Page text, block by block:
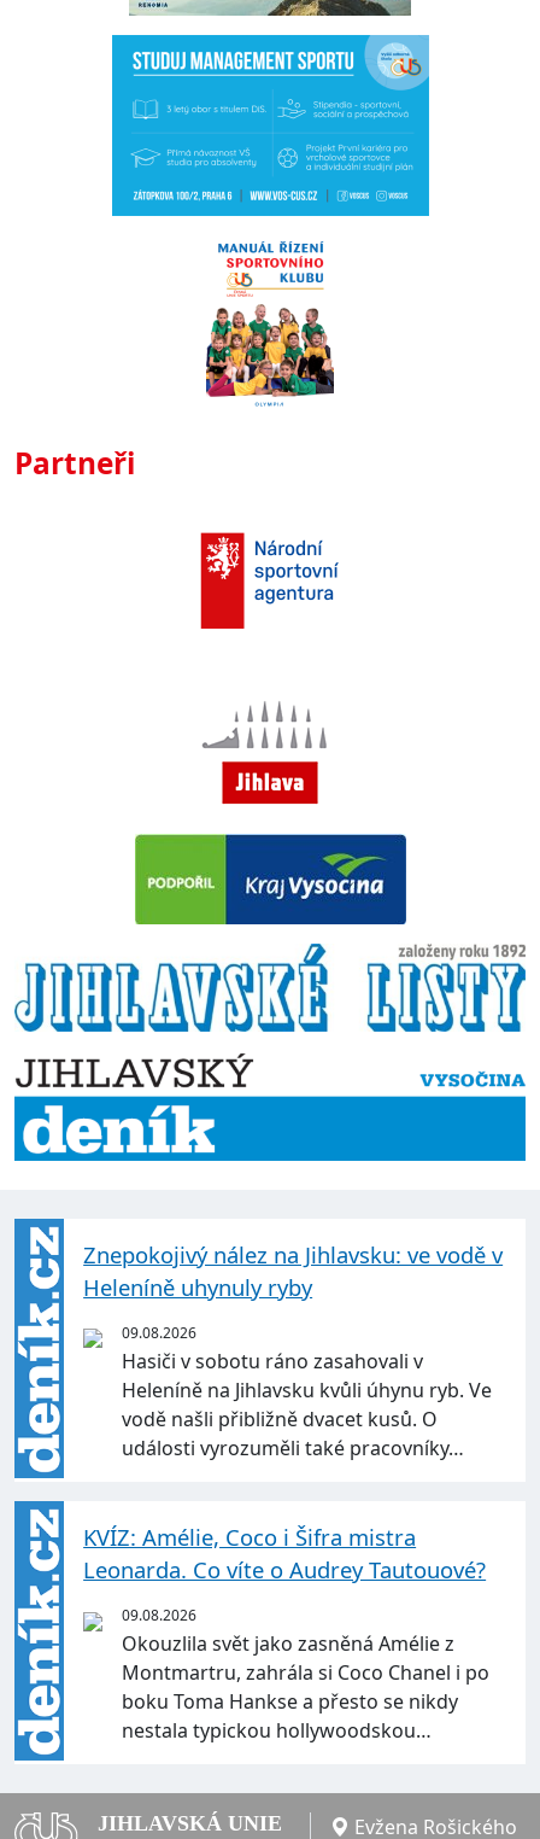
Partneři
Znepokojivý nález na Jihlavsku: ve vodě v
Heleníně uhynuly ryby
09.08.2026
Hasiči v sobotu ráno zasahovali v
Heleníně na Jihlavsku kvůli úhynu ryb. Ve
vodě našli přibližně dvacet kusů. O
události vyrozuměli také pracovníky…
KVÍZ: Amélie, Coco i Šifra mistra
Leonarda. Co víte o Audrey Tautouové?
09.08.2026
Okouzlila svět jako zasněná Amélie z
Montmartru, zahrála si Coco Chanel i po
boku Toma Hankse a přesto se nikdy
nestala typickou hollywoodskou…
JIHLAVSKÁ UNIE
Evžena Rošického